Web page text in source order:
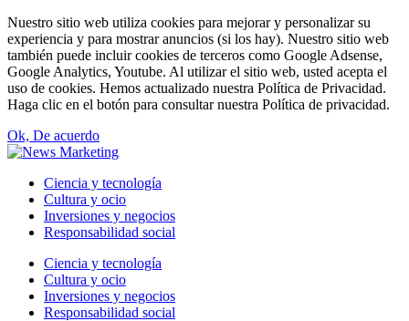
Nuestro sitio web utiliza cookies para mejorar y personalizar su
experiencia y para mostrar anuncios (si los hay). Nuestro sitio web
también puede incluir cookies de terceros como Google Adsense,
Google Analytics, Youtube. Al utilizar el sitio web, usted acepta el
uso de cookies. Hemos actualizado nuestra Política de Privacidad.
Haga clic en el botón para consultar nuestra Política de privacidad.
Ok, De acuerdo
Ciencia y tecnología
Cultura y ocio
Inversiones y negocios
Responsabilidad social
Ciencia y tecnología
Cultura y ocio
Inversiones y negocios
Responsabilidad social